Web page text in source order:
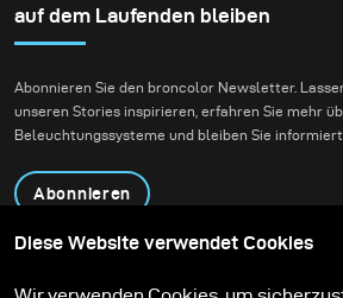
auf dem Laufenden bleiben
Abonnieren Sie den broncolor Newsletter.
unseren Stories inspirieren, erfahren Sie mehr
Beleuchtungssysteme und bleiben Sie informiert.
Abonnieren
Diese Website verwendet Cookies